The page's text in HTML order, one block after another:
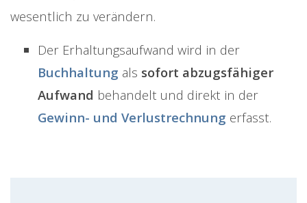
wesentlich zu verändern.
Der Erhaltungsaufwand wird in der
Buchhaltung als sofort abzugsfähiger
Aufwand behandelt und direkt in der
Gewinn- und Verlustrechnung erfasst.